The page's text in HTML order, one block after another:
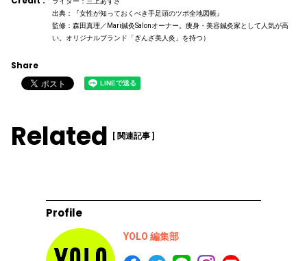
出典：『女性が知っておくべき手足頭のツボ全地図帳』
監修：森田真理／Mari鍼灸Salonオーナー。痩身・美容鍼灸家として人気が高
い。オリジナルブランド「ぎんざ美人灸」を持つ）
Share
Related [ 関連記事 ]
Profile
YOLO 編集部